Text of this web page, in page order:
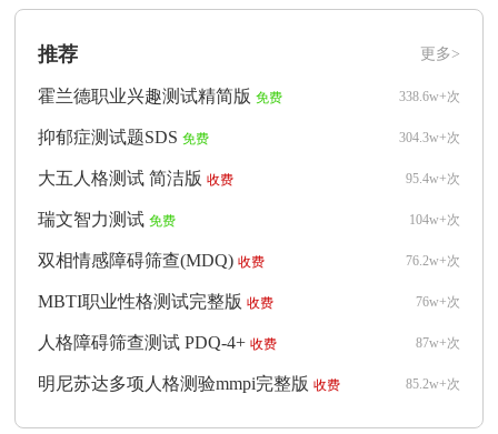
更多>
推荐
338.6w+次
霍兰德职业兴趣测试精简版 免费
304.3w+次
抑郁症测试题SDS 免费
95.4w+次
大五人格测试 简洁版 收费
104w+次
瑞文智力测试 免费
76.2w+次
双相情感障碍筛查(MDQ) 收费
76w+次
MBTI职业性格测试完整版 收费
87w+次
人格障碍筛查测试 PDQ-4+ 收费
85.2w+次
明尼苏达多项人格测验mmpi完整版 收费